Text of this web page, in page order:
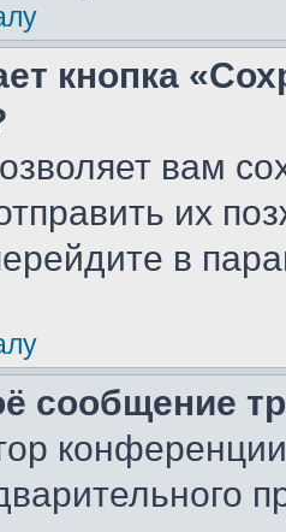
кнопка
вам
их
в
сообщение